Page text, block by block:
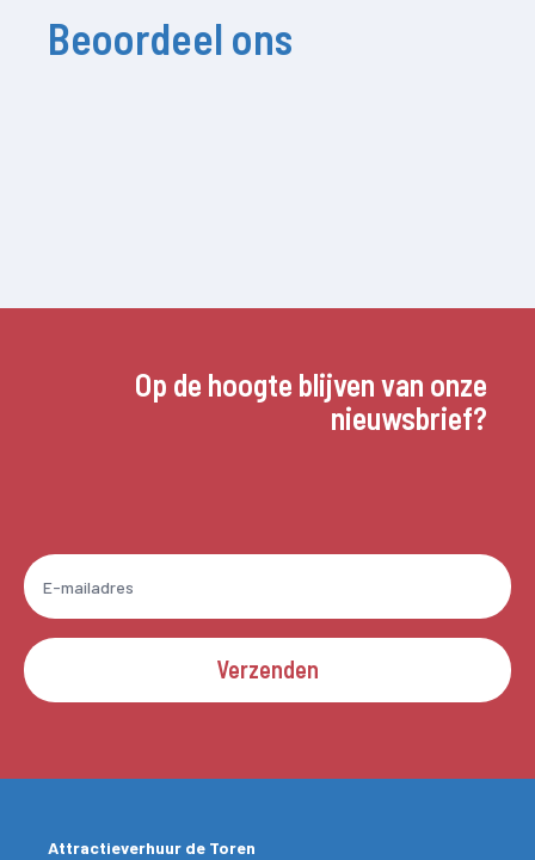
Beoordeel ons
Op de hoogte blijven van onze
nieuwsbrief?
Verzenden
Attractieverhuur de Toren